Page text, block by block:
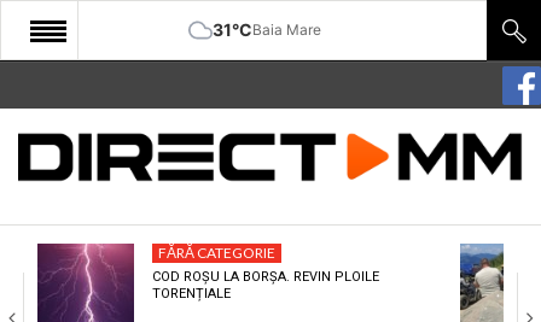
31°CBaia Mare
START
COMUNITATE
CULTURA
ECONOMIE
FĂRĂ CATEGORIE
COD ROȘU LA BORȘA. REVIN PLOILE
TORENȚIALE